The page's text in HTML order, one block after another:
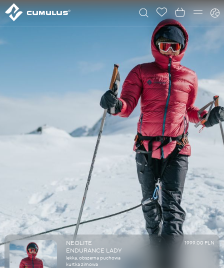
NEOLITE
ENDURANCE LADY
lekka, obszerna puchowa
kurtka zimowa
1999.00 PLN